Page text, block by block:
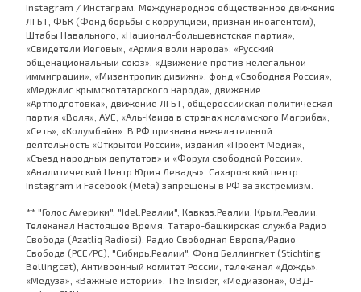
Instagram / Инстаграм, Международное общественное движение
ЛГБТ, ФБК (Фонд борьбы с коррупцией, признан иноагентом),
Штабы Навального, «Национал-большевистская партия»,
«Свидетели Иеговы», «Армия воли народа», «Русский
общенациональный союз», «Движение против нелегальной
иммиграции», «Мизантропик дивижн», фонд «Свободная Россия»,
«Меджлис крымскотатарского народа», движение
«Артподготовка», движение ЛГБТ, общероссийская политическая
партия «Воля», АУЕ, «Аль-Каида в странах исламского Магриба»,
«Сеть», «Колумбайн». В РФ признана нежелательной
деятельность «Открытой России», издания «Проект Медиа»,
«Съезд народных депутатов» и «Форум свободной России».
«Аналитический Центр Юрия Левады», Сахаровский центр.
Instagram и Facebook (Metа) запрещены в РФ за экстремизм.
** "Голос Америки", "Idel.Реалии", Кавказ.Реалии, Крым.Реалии,
Телеканал Настоящее Время, Татаро-башкирская служба Радио
Свобода (Azatliq Radiosi), Радио Свободная Европа/Радио
Свобода (PCE/PC), "Сибирь.Реалии", Фонд Беллингкет (Stichting
Bellingcat), Антивоенный комитет России, телеканал «Дождь»,
«Медуза», «Важные истории», The Insider, «Медиазона», ОВД-